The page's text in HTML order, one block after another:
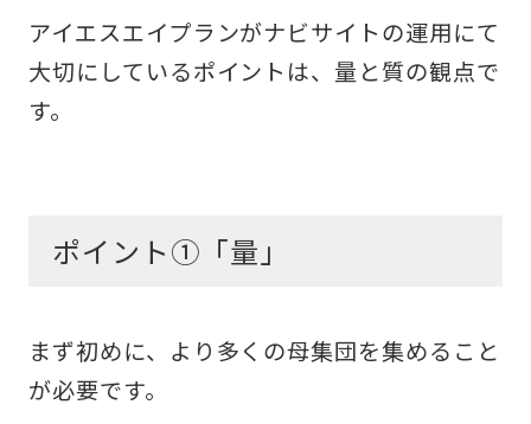
アイエスエイプランがナビサイトの運用にて
大切にしているポイントは、量と質の観点で
す。
ポイント①「量」
まず初めに、より多くの母集団を集めること
が必要です。